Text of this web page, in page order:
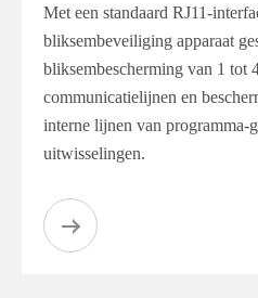
Met een standaard RJ11-
bliksembeveiliging apparaat
bliksembescherming van 1 tot
communicatielijnen en
interne lijnen van programma-
uitwisselingen.